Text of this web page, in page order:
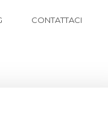
CONTATTACI